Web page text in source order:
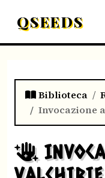
QSEEDS
Biblioteca
Invocazione